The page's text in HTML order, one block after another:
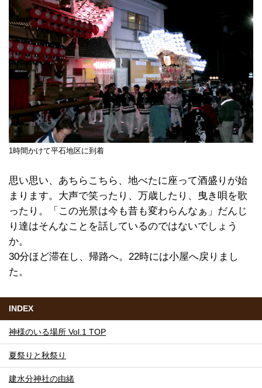
1時間かけて平石地区に到着
思い思い、あちらこちら、地べたに座って酒盛りが始
まります。大声で笑ったり、万歳したり、曳き唄を歌
ったり。「この光景は今も昔も変わらんなぁ」だんじ
り達はそんなことを話しているのではないでしょう
か。
30分ほど滞在し、帰路へ。22時には小屋へ戻りまし
た。
INDEX
神様のいる場所 Vol.1 TOP
夏祭りと秋祭り
建水分神社の由緒